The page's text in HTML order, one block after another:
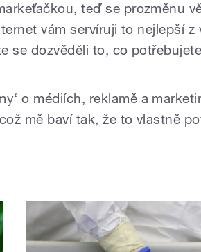
teď se prozměnu
vám servíruji to nejlepší z
se dozvěděli to, co
o médiích, reklamě a
mě baví tak, že to vlastně